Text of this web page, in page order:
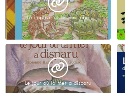
La captive et le sans-abri
Le jour où la mer a disparu